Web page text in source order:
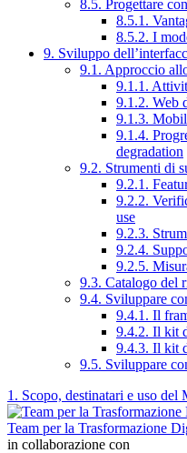
8.5. Progettare
8.5.1.
8.5.2. I
9. Sviluppo
9.1. Approccio
9.1.1.
9.1.2. Web
9.1.3.
9.1.4.
degradation
9.2. Strumenti di
9.2.1.
9.2.2.
use
9.2.3.
9.2.4.
9.2.5.
9.3. Catalogo del
9.4. Sviluppare
9.4.1. Il
9.4.2. Il kit
9.4.3. Il kit
9.5. Sviluppare
1. Scopo, destinatari e uso del
Team per la Trasformazione
in collaborazione con